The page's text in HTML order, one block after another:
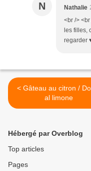
N Nathalie
<br />
les filles,
regarder
< Gâteau au citron / Dolce
al limone
Hébergé par Overblog
Top articles
Pages